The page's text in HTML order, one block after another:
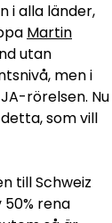
i alla länder,
Martin
utan
men i
rörelsen. Nu
som vill
till Schweiz
rena